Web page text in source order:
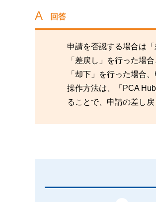
回答
申請を否認する場合は
「差戻し」を行った場
「却下」を行った場合
操作方法は、「PCA
ることで、申請の差し戻